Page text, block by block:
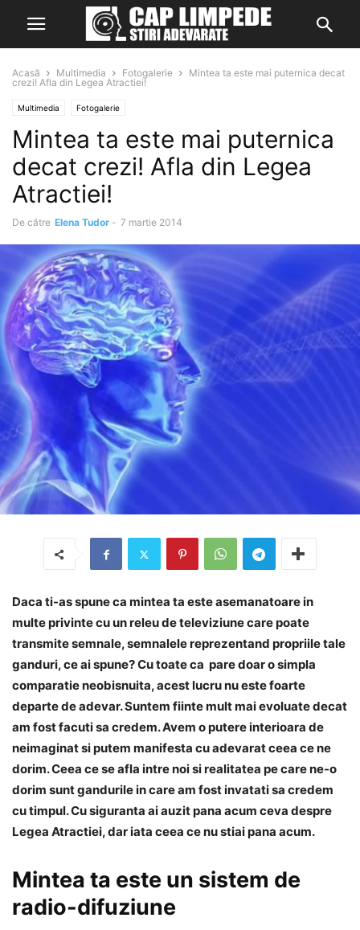
Acasă Multimedia Fotogalerie
Mintea ta este mai puternica decat
crezi! Afla din Legea Atractiei!
Multimedia Fotogalerie
Mintea ta este mai puternica
decat crezi! Afla din Legea
Atractiei!
De către Elena Tudor - 7 martie 2014
Daca ti-as spune ca mintea ta este asemanatoare in
multe privinte cu un releu de televiziune care poate
transmite semnale, semnalele reprezentand propriile tale
ganduri, ce ai spune? Cu toate ca pare doar o simpla
comparatie neobisnuita, acest lucru nu este foarte
departe de adevar. Suntem fiinte mult mai evoluate decat
am fost facuti sa credem. Avem o putere interioara de
neimaginat si putem manifesta cu adevarat ceea ce ne
dorim. Ceea ce se afla intre noi si realitatea pe care ne-o
dorim sunt gandurile in care am fost invatati sa credem
cu timpul. Cu siguranta ai auzit pana acum ceva despre
Legea Atractiei, dar iata ceea ce nu stiai pana acum.
Mintea ta este un sistem de
radio-difuziune